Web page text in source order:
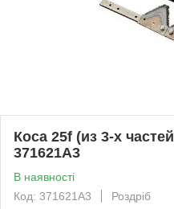
Коса 25f (из 3-х
371621A3
В наявності
Код: 371621A3
Роздріб